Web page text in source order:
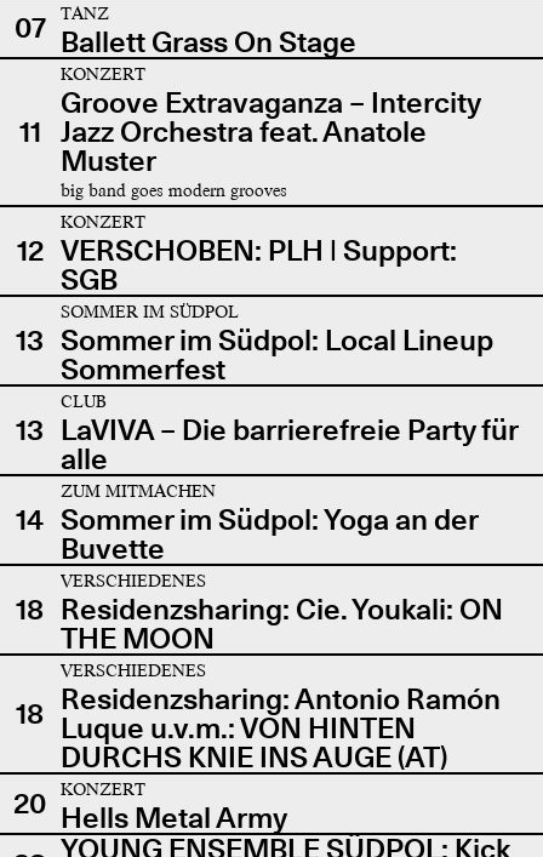
07
TANZ
Ballett Grass On Stage
11
KONZERT
Groove Extravaganza – Intercity
Jazz Orchestra feat. Anatole
Muster
big band goes modern grooves
12
KONZERT
VERSCHOBEN: PLH | Support:
SGB
13
SOMMER IM SÜDPOL
Sommer im Südpol: Local Lineup
Sommerfest
13
CLUB
LaVIVA – Die barrierefreie Party für
alle
14
ZUM MITMACHEN
Sommer im Südpol: Yoga an der
Buvette
18
VERSCHIEDENES
Residenzsharing: Cie. Youkali: ON
THE MOON
18
VERSCHIEDENES
Residenzsharing: Antonio Ramón
Luque u.v.m.: VON HINTEN
DURCHS KNIE INS AUGE (AT)
20
KONZERT
Hells Metal Army
YOUNG ENSEMBLE SÜDPOL: Kick